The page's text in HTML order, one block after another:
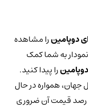
دوپامینرا مشاهده
به شما کمک
را پیدا کنید.
جهان، همواره در حال
قیمت آن ضروری